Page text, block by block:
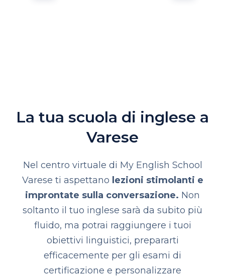
La tua scuola di inglese a
Varese
Nel centro virtuale di My English School
Varese ti aspettano lezioni stimolanti e
improntate sulla conversazione. Non
soltanto il tuo inglese sarà da subito più
fluido, ma potrai raggiungere i tuoi
obiettivi linguistici, prepararti
efficacemente per gli esami di
certificazione e personalizzare